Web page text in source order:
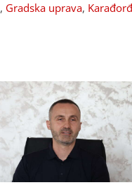
, Gradska uprava,